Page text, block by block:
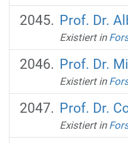
Prof. Dr.
Existiert in
Prof. Dr.
Existiert in
Prof. Dr.
Existiert in